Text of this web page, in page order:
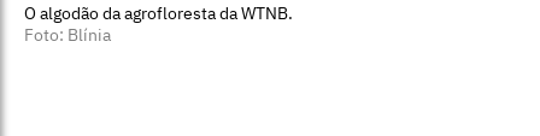
O algodão da agrofloresta da WTNB.
Foto: Blínia